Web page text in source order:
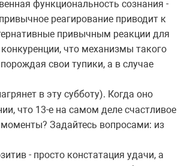
функциональность сознания -
реагирование приводит к
привычным реакции для
что механизмы такого
свои тупики, а в случае
в эту субботу). Когда оно
что 13-е на самом деле счастливое
Задайтесь вопросами: из
- просто констатация удачи, а